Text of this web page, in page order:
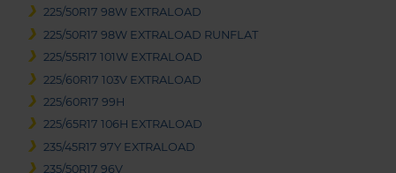
225/50R17 98W EXTRALOAD
225/50R17 98W EXTRALOAD RUNFLAT
225/55R17 101W EXTRALOAD
225/60R17 103V EXTRALOAD
225/60R17 99H
225/65R17 106H EXTRALOAD
235/45R17 97Y EXTRALOAD
235/50R17 96V